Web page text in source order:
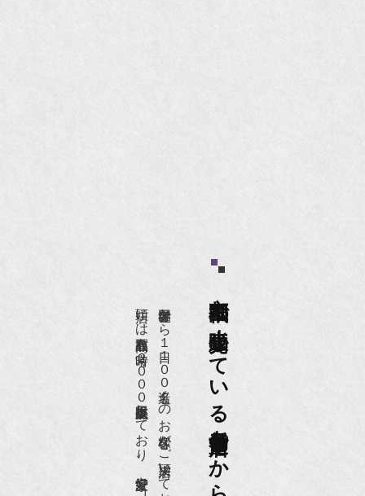
京都祇園で小売販売している
世界各国から１日１００名近くのお客様がご来店頂いております。
店頭には買取商品を常時２０００点以上展示販売しており、